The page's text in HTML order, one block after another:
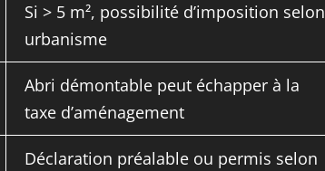
Si > 5 m², possibilité d’imposition selon
urbanisme
Abri démontable peut échapper à la
taxe d’aménagement
Déclaration préalable ou permis selon